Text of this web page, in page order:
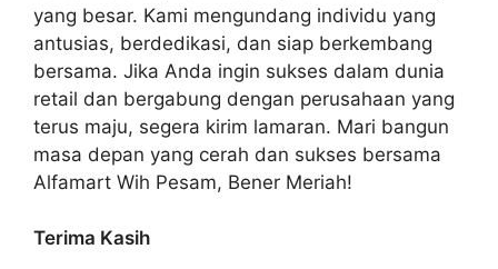
yang besar. Kami mengundang individu yang
antusias, berdedikasi, dan siap berkembang
bersama. Jika Anda ingin sukses dalam dunia
retail dan bergabung dengan perusahaan yang
terus maju, segera kirim lamaran. Mari bangun
masa depan yang cerah dan sukses bersama
Alfamart Wih Pesam, Bener Meriah!
Terima Kasih